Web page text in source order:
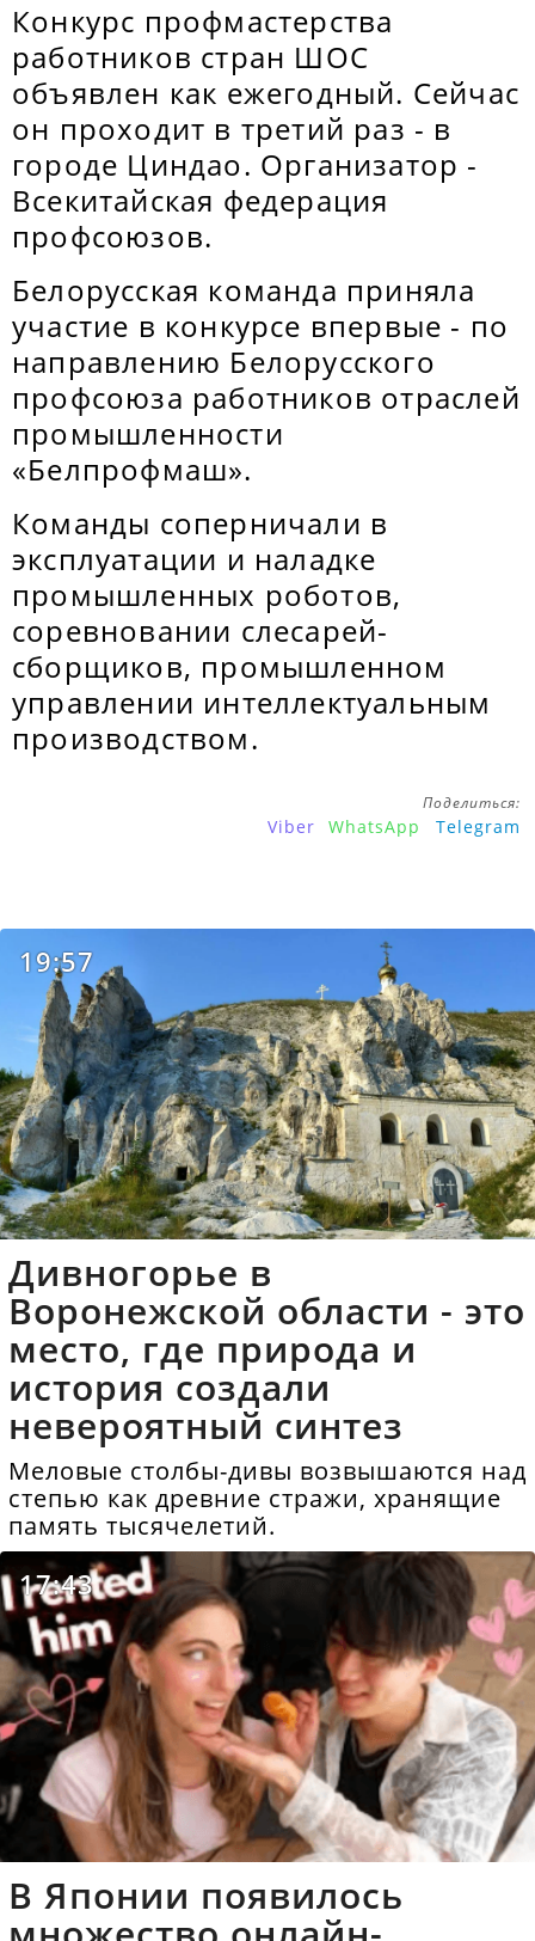
Конкурс профмастерства
работников стран ШОС
объявлен как ежегодный. Сейчас
он проходит в третий раз - в
городе Циндао. Организатор -
Всекитайская федерация
профсоюзов.
Белорусская команда приняла
участие в конкурсе впервые - по
направлению Белорусского
профсоюза работников отраслей
промышленности
«Белпрофмаш».
Команды соперничали в
эксплуатации и наладке
промышленных роботов,
соревновании слесарей-
сборщиков, промышленном
управлении интеллектуальным
производством.
Поделиться:
Viber WhatsApp Telegram
19:57
Дивногорье в
Воронежской области - это
место, где природа и
история создали
невероятный синтез
Меловые столбы-дивы возвышаются над
степью как древние стражи, хранящие
память тысячелетий.
17:43
В Японии появилось